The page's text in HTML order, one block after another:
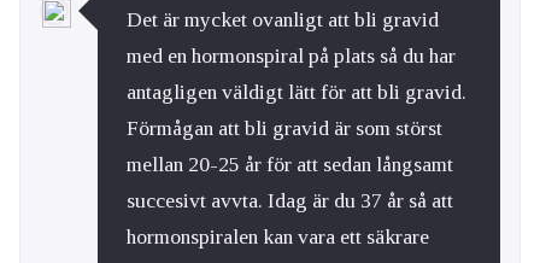
Det är mycket ovanligt att bli gravid
med en hormonspiral på plats så du har
antagligen väldigt lätt för att bli gravid.
Förmågan att bli gravid är som störst
mellan 20-25 år för att sedan långsamt
succesivt avvta. Idag är du 37 år så att
hormonspiralen kan vara ett säkrare